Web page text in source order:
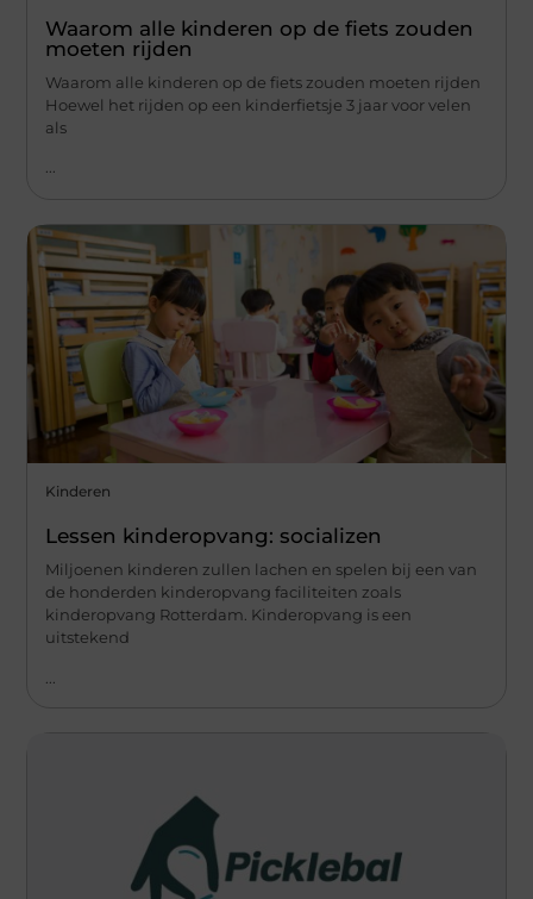
Waarom alle kinderen op de fiets zouden
moeten rijden
Waarom alle kinderen op de fiets zouden moeten rijden
Hoewel het rijden op een kinderfietsje 3 jaar voor velen
als
...
Kinderen
Lessen kinderopvang: socializen
Miljoenen kinderen zullen lachen en spelen bij een van
de honderden kinderopvang faciliteiten zoals
kinderopvang Rotterdam. Kinderopvang is een
uitstekend